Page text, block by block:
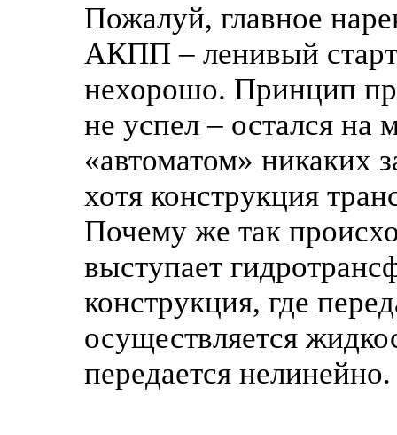
Пожалуй, главное
АКПП – ленивый
нехорошо. Принцип
не успел – остался
«автоматом» никаких
хотя конструкция
Почему же так
выступает
конструкция, где
осуществляется
передается нелинейно.